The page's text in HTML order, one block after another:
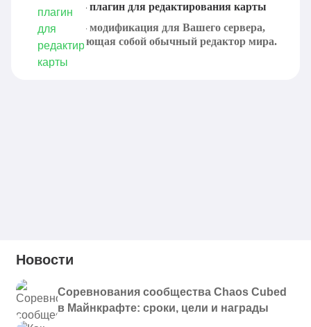
WorldEdit – плагин для редактирования карты
WorldEdit – модификация для Вашего сервера,
представляющая собой обычный редактор мира.
Она...
Новости
Соревнования сообщества Chaos Cubed
в Майнкрафте: сроки, цели и награды